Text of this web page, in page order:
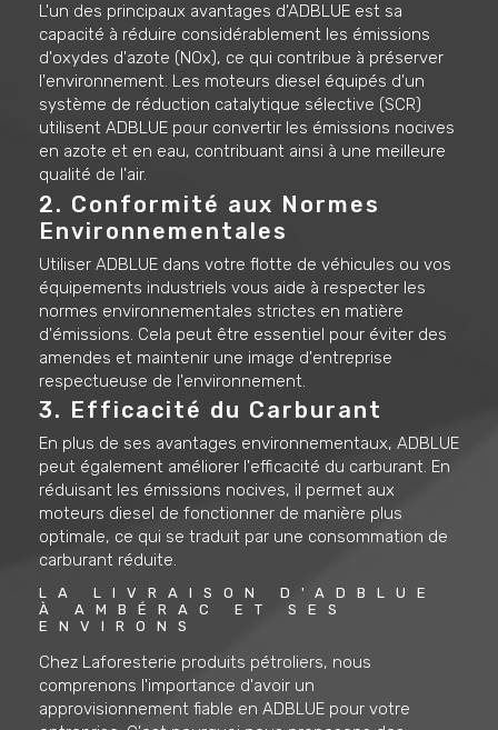
L'un des principaux avantages d'ADBLUE est sa
capacité à réduire considérablement les émissions
d'oxydes d'azote (NOx), ce qui contribue à préserver
l'environnement. Les moteurs diesel équipés d'un
système de réduction catalytique sélective (SCR)
utilisent ADBLUE pour convertir les émissions nocives
en azote et en eau, contribuant ainsi à une meilleure
qualité de l'air.
2. Conformité aux Normes
Environnementales
Utiliser ADBLUE dans votre flotte de véhicules ou vos
équipements industriels vous aide à respecter les
normes environnementales strictes en matière
d'émissions. Cela peut être essentiel pour éviter des
amendes et maintenir une image d'entreprise
respectueuse de l'environnement.
3. Efficacité du Carburant
En plus de ses avantages environnementaux, ADBLUE
peut également améliorer l'efficacité du carburant. En
réduisant les émissions nocives, il permet aux
moteurs diesel de fonctionner de manière plus
optimale, ce qui se traduit par une consommation de
carburant réduite.
LA LIVRAISON D'ADBLUE
À AMBÉRAC ET SES
ENVIRONS
Chez Laforesterie produits pétroliers, nous
comprenons l'importance d'avoir un
approvisionnement fiable en ADBLUE pour votre